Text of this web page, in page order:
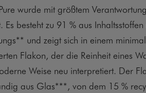
Pure wurde mit größtem
Es besteht zu 91 % aus
und zeigt sich in einem
Flakon, der die Reinheit eines
Weise neu interpretiert. Der
aus Glas***, von dem 15 %